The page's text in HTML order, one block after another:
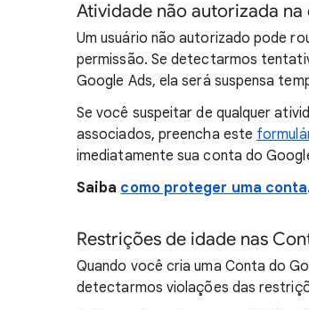
Atividade não autorizada na
Um usuário não autorizado pode
permissão. Se detectarmos
Google Ads, ela será suspensa
Se você suspeitar de qualquer
associados, preencha este
imediatamente sua conta do
Saiba como proteger uma conta
Restrições de idade nas
Quando você cria uma Conta do
detectarmos violações das